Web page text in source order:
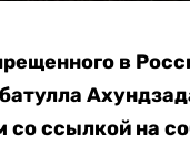
в
со ссылкой на